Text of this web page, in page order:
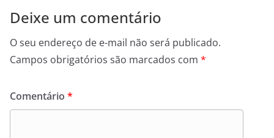
Deixe um comentário
O seu endereço de e-mail não será publicado.
Campos obrigatórios são marcados com *
Comentário *